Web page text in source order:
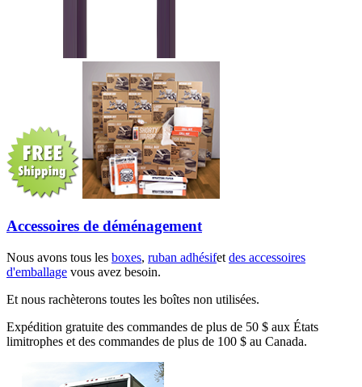
Accessoires de déménagement
Nous avons tous les boxes, ruban adhésifet des accessoires
d'emballage vous avez besoin.
Et nous rachèterons toutes les boîtes non utilisées.
Expédition gratuite des commandes de plus de 50 $ aux États
limitrophes et des commandes de plus de 100 $ au Canada.